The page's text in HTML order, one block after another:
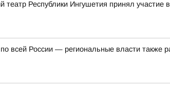
театр Республики Ингушетия принял
всей России — региональные власти также